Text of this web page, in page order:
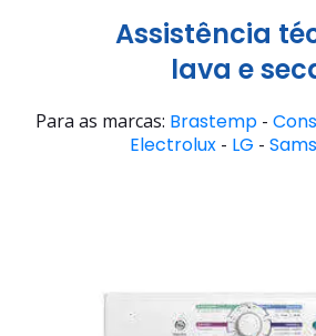
Assistência
lava e
Para as marcas: Brastemp -
Electrolux- LG -